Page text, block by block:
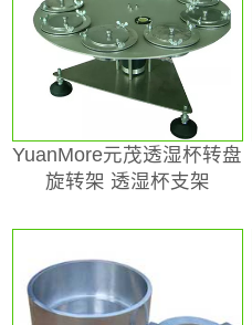
YuanMore元茂透湿杯转盘
旋转架 透湿杯支架